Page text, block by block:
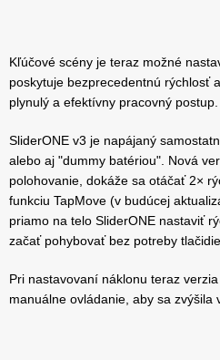
Kľúčové scény je teraz možné
poskytuje bezprecedentnú rýchlosť
plynulý a efektívny pracovný postup.
SliderONE v3 je napájaný
alebo aj "dummy batériou". Nová
polohovanie, dokáže sa otáčať 2×
funkciu TapMove (v budúcej
priamo na telo SliderONE nastaviť
začať pohybovať bez potreby
Pri nastavovaní náklonu teraz
manuálne ovládanie, aby sa zvýšila